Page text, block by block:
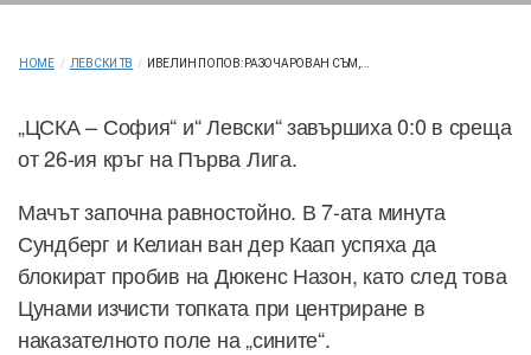
HOME / ЛЕВСКИ ТВ / ИВЕЛИН ПОПОВ: РАЗОЧАРОВАН СЪМ,...
„ЦСКА – София“ и“ Левски“ завършиха 0:0 в среща
от 26-ия кръг на Първа Лига.
Мачът започна равностойно. В 7-ата минута
Сундберг и Келиан ван дер Каап успяха да
блокират пробив на Дюкенс Назон, като след това
Цунами изчисти топката при центриране в
наказателното поле на „сините“.